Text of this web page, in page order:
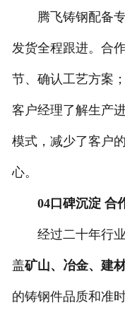
腾飞铸钢配备专
发货全程跟进。合
节、确认工艺方案
客户经理了解生产
模式，减少了客户
心。
04口碑沉淀 合
经过二十年行业
盖矿山、冶金、建
的铸钢件品质和准